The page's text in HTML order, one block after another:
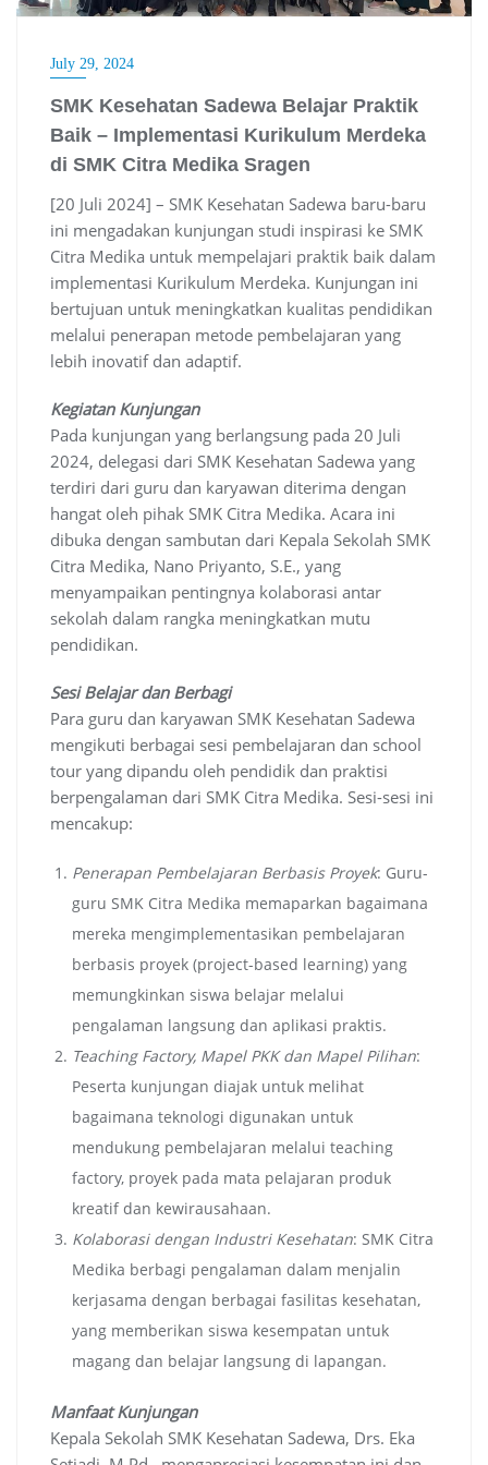
July 29, 2024
SMK Kesehatan Sadewa Belajar Praktik
Baik – Implementasi Kurikulum Merdeka
di SMK Citra Medika Sragen
[20 Juli 2024] – SMK Kesehatan Sadewa baru-baru
ini mengadakan kunjungan studi inspirasi ke SMK
Citra Medika untuk mempelajari praktik baik dalam
implementasi Kurikulum Merdeka. Kunjungan ini
bertujuan untuk meningkatkan kualitas pendidikan
melalui penerapan metode pembelajaran yang
lebih inovatif dan adaptif.
Kegiatan Kunjungan
Pada kunjungan yang berlangsung pada 20 Juli
2024, delegasi dari SMK Kesehatan Sadewa yang
terdiri dari guru dan karyawan diterima dengan
hangat oleh pihak SMK Citra Medika. Acara ini
dibuka dengan sambutan dari Kepala Sekolah SMK
Citra Medika, Nano Priyanto, S.E., yang
menyampaikan pentingnya kolaborasi antar
sekolah dalam rangka meningkatkan mutu
pendidikan.
Sesi Belajar dan Berbagi
Para guru dan karyawan SMK Kesehatan Sadewa
mengikuti berbagai sesi pembelajaran dan school
tour yang dipandu oleh pendidik dan praktisi
berpengalaman dari SMK Citra Medika. Sesi-sesi ini
mencakup:
Penerapan Pembelajaran Berbasis Proyek: Guru-
guru SMK Citra Medika memaparkan bagaimana
mereka mengimplementasikan pembelajaran
berbasis proyek (project-based learning) yang
memungkinkan siswa belajar melalui
pengalaman langsung dan aplikasi praktis.
Teaching Factory, Mapel PKK dan Mapel Pilihan:
Peserta kunjungan diajak untuk melihat
bagaimana teknologi digunakan untuk
mendukung pembelajaran melalui teaching
factory, proyek pada mata pelajaran produk
kreatif dan kewirausahaan.
Kolaborasi dengan Industri Kesehatan: SMK Citra
Medika berbagi pengalaman dalam menjalin
kerjasama dengan berbagai fasilitas kesehatan,
yang memberikan siswa kesempatan untuk
magang dan belajar langsung di lapangan.
Manfaat Kunjungan
Kepala Sekolah SMK Kesehatan Sadewa, Drs. Eka